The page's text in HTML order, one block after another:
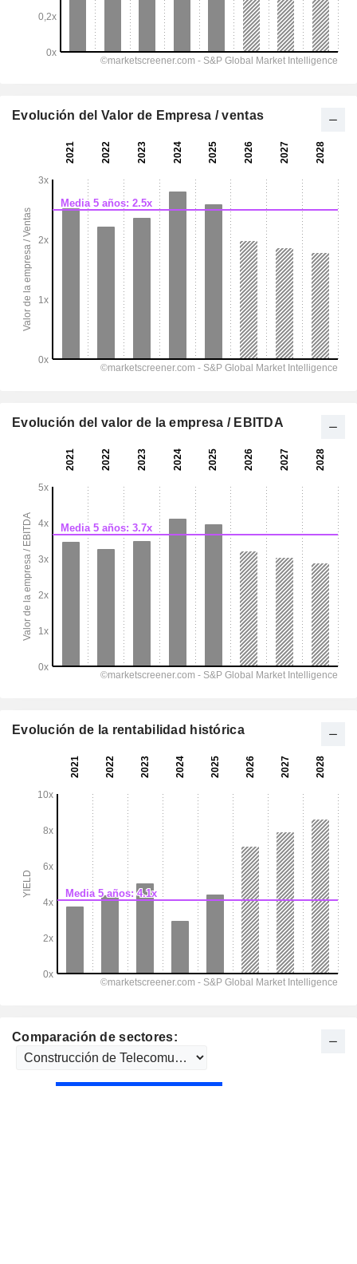
Comparación de sectores:
Evolución del Valor de Empresa / ventas
Evolución del valor de la empresa / EBITDA
Evolución de la rentabilidad histórica